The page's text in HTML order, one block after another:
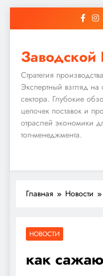
Заводской
Стратегия
Экспертный взгляд
сектора. Глубокие
цепочек поставок и
отраслей экономики
топ-менеджмента.
Главная Новости
НОВОСТИ
как